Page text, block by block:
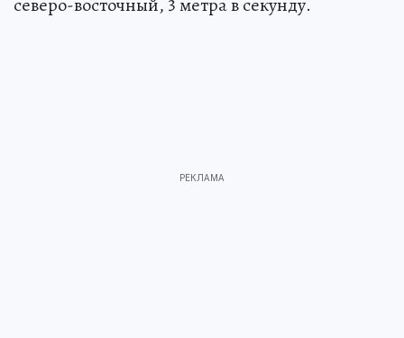
северо-восточный, 3 метра в секунду.